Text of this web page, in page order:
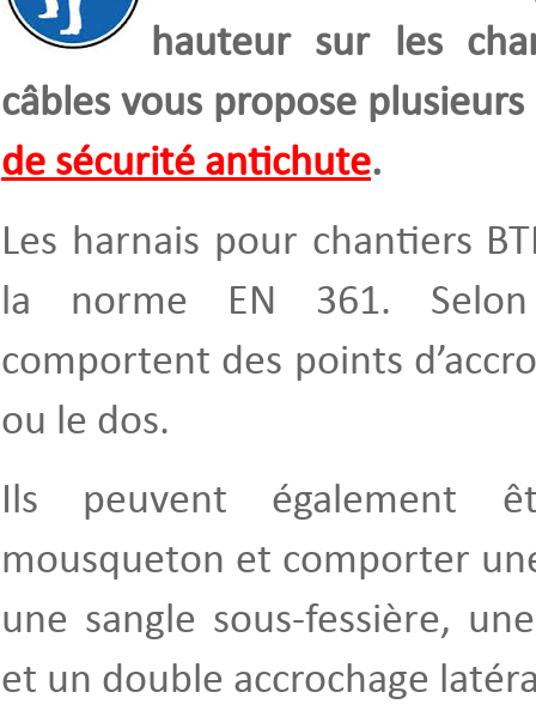
hauteur sur les
câbles vous propose
de sécurité antichute.
Les harnais pour chantiers
la norme EN 361.
comportent des points
ou le dos.
Ils peuvent également
mousqueton et comporter
une sangle sous-fessière,
et un double accrochage